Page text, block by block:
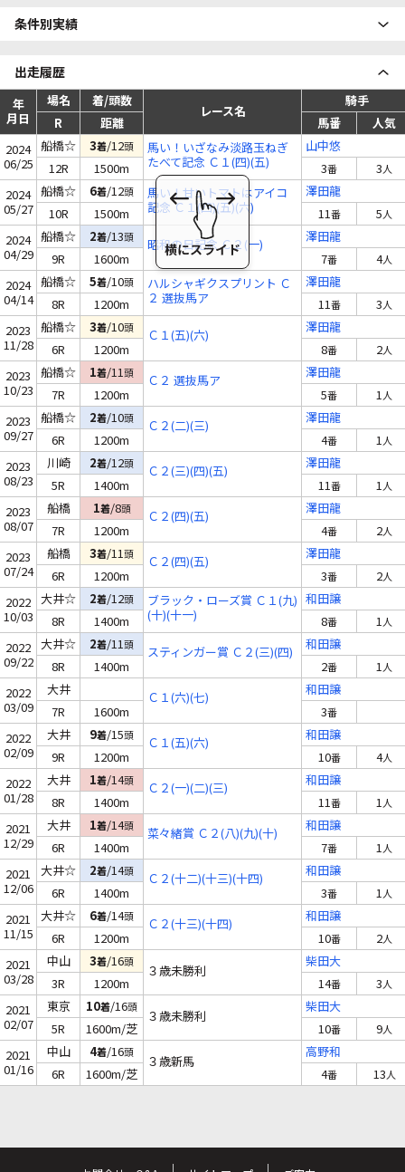
条件別実績
出走履歴
年
月日
場名 着/頭数
レース名
騎手
R
距離 馬番
人気
2024
06/25
船橋☆ 3着/12頭
馬い！いざなみ淡路玉ねぎ
たべて記念 Ｃ１(四)(五)
山中悠
12R
1500m 3番 3人
2024
05/27
船橋☆ 6着/12頭
馬い！甘いトマトはアイコ
記念 Ｃ１(四)(五)(六)
澤田龍
10R
1500m 11番 5人
2024
04/29
船橋☆ 2着/13頭 昭和の日記念 Ｃ２(一)
澤田龍
9R
1600m 7番 4人
2024
04/14
船橋☆ 5着/10頭
ハルシャギクスプリント Ｃ
２ 選抜馬ア
澤田龍
8R
1200m 11番 3人
2023
11/28
船橋☆ 3着/10頭 Ｃ１(五)(六)
澤田龍
6R
1200m 8番 2人
2023
10/23
船橋☆ 1着/11頭 Ｃ２ 選抜馬ア
澤田龍
7R
1200m 5番 1人
2023
09/27
船橋☆ 2着/10頭 Ｃ２(二)(三)
澤田龍
6R
1200m 4番 1人
2023
08/23
川崎 2着/12頭 Ｃ２(三)(四)(五)
澤田龍
5R
1400m 11番 1人
2023
08/07
船橋 1着/8頭 Ｃ２(四)(五)
澤田龍
7R
1200m 4番 2人
2023
07/24
船橋 3着/11頭 Ｃ２(四)(五)
澤田龍
6R
1200m 3番 2人
2022
10/03
大井☆ 2着/12頭
ブラック・ローズ賞 Ｃ１(九)
(十)(十一)
和田譲
8R
1400m 8番 1人
2022
09/22
大井☆ 2着/11頭 スティンガー賞 Ｃ２(三)(四)
和田譲
8R
1400m 2番 1人
2022
03/09
大井 Ｃ１(六)(七)
和田譲
7R
1600m 3番
2022
02/09
大井 9着/15頭 Ｃ１(五)(六)
和田譲
9R
1200m 10番 4人
2022
01/28
大井 1着/14頭 Ｃ２(一)(二)(三)
和田譲
8R
1400m 11番 1人
2021
12/29
大井 1着/14頭 菜々緒賞 Ｃ２(八)(九)(十)
和田譲
6R
1400m 7番 1人
2021
12/06
大井☆ 2着/14頭 Ｃ２(十二)(十三)(十四)
和田譲
6R
1400m 3番 1人
2021
11/15
大井☆ 6着/14頭 Ｃ２(十三)(十四)
和田譲
6R
1200m 10番 2人
2021
03/28
中山 3着/16頭
３歳未勝利
柴田大
3R
1200m 14番 3人
2021
02/07
東京 10着/16頭
３歳未勝利
柴田大
5R
1600m/芝 10番 9人
2021
01/16
中山 4着/16頭
３歳新馬
高野和
6R
1600m/芝 4番 13人